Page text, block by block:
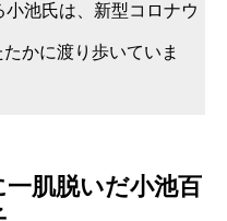
小池氏は、新型コロナウ
かに渡り歩いていま
一肌脱いだ小池百